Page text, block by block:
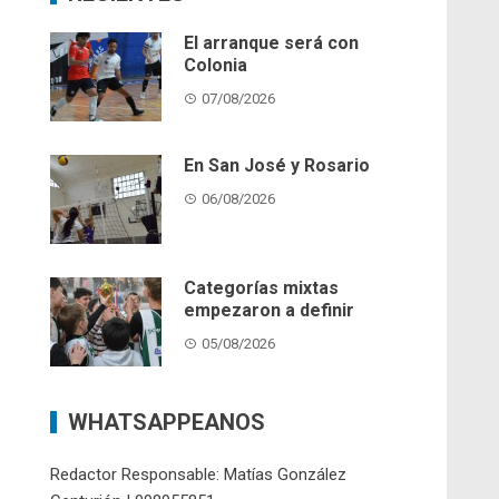
El arranque será con
Colonia
07/08/2026
En San José y Rosario
06/08/2026
Categorías mixtas
empezaron a definir
05/08/2026
WHATSAPPEANOS
Redactor Responsable: Matías González